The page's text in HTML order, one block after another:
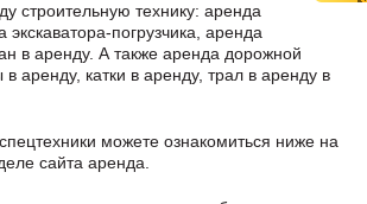
строительную технику: аренда
экскаватора-погрузчика, аренда
в аренду. А также аренда дорожной
аренду, катки в аренду, трал в аренду в
можете ознакомиться ниже на
сайта аренда.